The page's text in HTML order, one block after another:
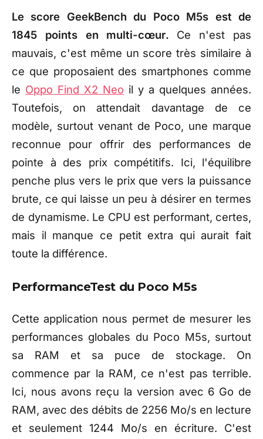
Le score GeekBench du Poco M5s est de
1845 points en multi-cœur. Ce n'est pas
mauvais, c'est même un score très similaire à
ce que proposaient des smartphones comme
le Oppo Find X2 Neo il y a quelques années.
Toutefois, on attendait davantage de ce
modèle, surtout venant de Poco, une marque
reconnue pour offrir des performances de
pointe à des prix compétitifs. Ici, l'équilibre
penche plus vers le prix que vers la puissance
brute, ce qui laisse un peu à désirer en termes
de dynamisme. Le CPU est performant, certes,
mais il manque ce petit extra qui aurait fait
toute la différence.
PerformanceTest du Poco M5s
Cette application nous permet de mesurer les
performances globales du Poco M5s, surtout
sa RAM et sa puce de stockage. On
commence par la RAM, ce n'est pas terrible.
Ici, nous avons reçu la version avec 6 Go de
RAM, avec des débits de 2256 Mo/s en lecture
et seulement 1244 Mo/s en écriture. C'est